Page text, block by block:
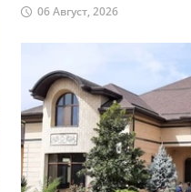
06 Август, 2026